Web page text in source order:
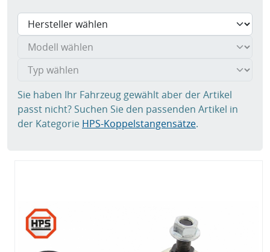
Sie haben Ihr Fahrzeug gewählt aber der Artikel
passt nicht? Suchen Sie den passenden Artikel in
der Kategorie HPS-Koppelstangensätze.